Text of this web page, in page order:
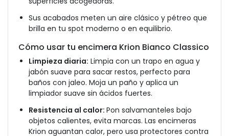
Sus acabados meten un aire clásico y pétreo que
brilla en tu spot moderno o en equilibrio.
Cómo usar tu encimera Krion Bianco Classico
Limpieza diaria: Limpia con un trapo en agua y
jabón suave para sacar restos, perfecto para
baños con jaleo. Moja un paño y aplica un
limpiador suave sin ácidos fuertes.
Resistencia al calor: Pon salvamanteles bajo
objetos calientes, evita marcas. Las encimeras
Krion aguantan calor, pero usa protectores contra